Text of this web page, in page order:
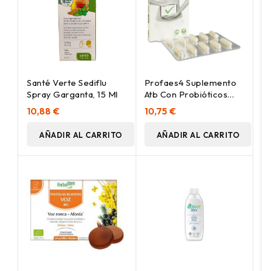
Santé Verte Sediflu
Spray Garganta, 15 Ml
10,88 €
AÑADIR AL CARRITO
Profaes4 Suplemento
Atb Con Probióticos
Para La Microbiota
Intestinal 10 Cápsulas
10,75 €
AÑADIR AL CARRITO